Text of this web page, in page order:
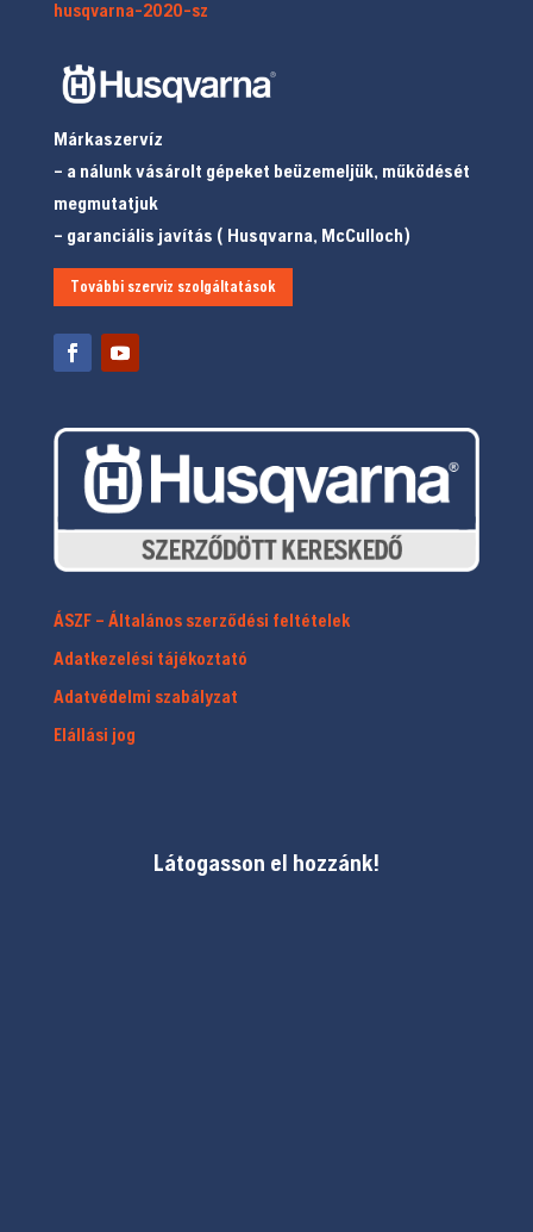
husqvarna-2020-sz
Márkaszervíz
– a nálunk vásárolt gépeket beüzemeljük, működését
megmutatjuk
– garanciális javítás ( Husqvarna, McCulloch)
További szerviz szolgáltatások
ÁSZF – Általános szerződési feltételek
Adatkezelési tájékoztató
Adatvédelmi szabályzat
Elállási jog
Látogasson el hozzánk!